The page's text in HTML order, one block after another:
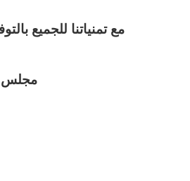
مع تمنياتنا للجميع
مجلس